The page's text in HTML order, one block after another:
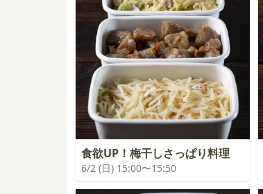
食欲UP！梅干しさっぱり料理
6/2 (日) 15:00〜15:50